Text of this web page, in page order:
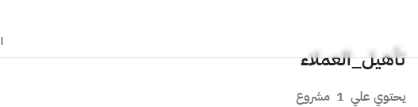
تأهيل_العملاء
يحتوي علي 1 مشروع